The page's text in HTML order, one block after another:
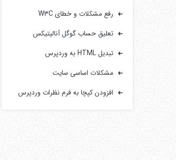
رفع مشکلات و خطای W3C
تعلیق حساب گوگل آنالیتیکس
تبدیل HTML به وردپرس
مشکلات اساسی سایت‌
افزودن کپچا به فرم‌ نظرات وردپرس